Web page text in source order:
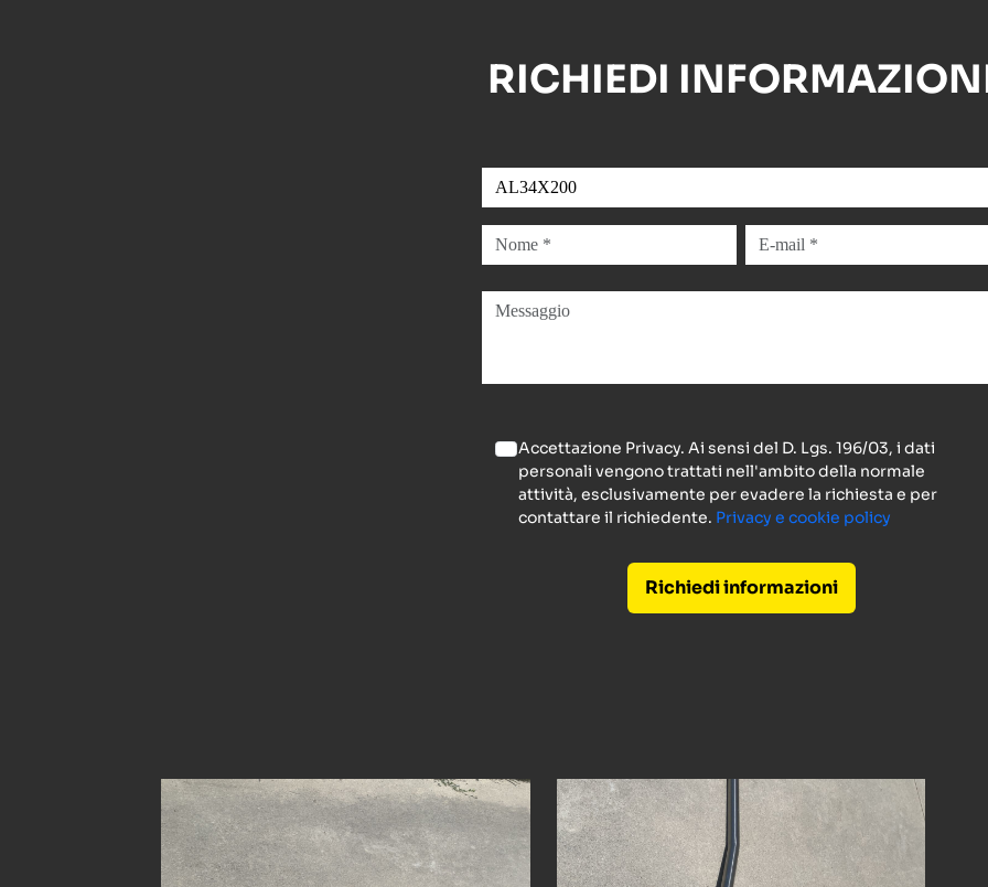
RICHIEDI
Accettazione Privacy. Ai sensi del D. Lgs. 196/03, i dati
personali vengono trattati nell'ambito della normale
attività, esclusivamente per evadere la richiesta e per
contattare il richiedente. Privacy e cookie policy
Richiedi informazioni